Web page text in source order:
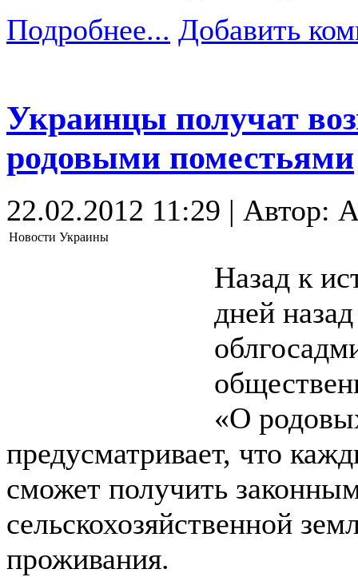
Подробнее... Добавить
Украинцы получат
родовыми поместьями
22.02.2012 11:29 | Автор:
Новости Украины
Назад к
дней
«О
предусматривает, что
сможет получить
сельскохозяйственной
проживания.